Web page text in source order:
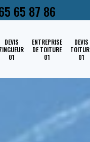
65 87 86
DEVIS
ZINGUEUR
01
ENTREPRISE
DE TOITURE
01
DEVIS
01